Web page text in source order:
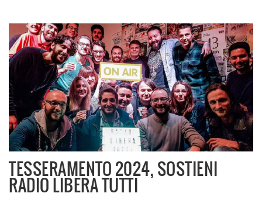
TESSERAMENTO 2024, SOSTIENI
RADIO LIBERA TUTTI